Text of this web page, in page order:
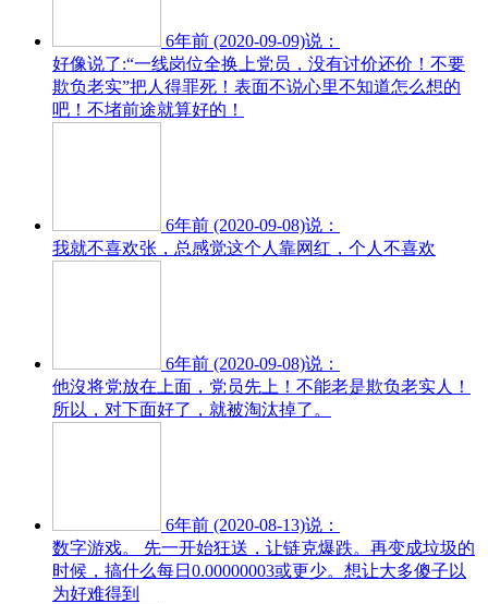
6年前 (2020-09-09)说：
好像说了:“一线岗位全换上党员，没有讨价还价！不要
欺负老实”把人得罪死！表面不说心里不知道怎么想的
吧！不堵前途就算好的！
6年前 (2020-09-08)说：
我就不喜欢张，总感觉这个人靠网红，个人不喜欢
6年前 (2020-09-08)说：
他沒将党放在上面，党员先上！不能老是欺负老实人！
所以，对下面好了，就被淘汰掉了。
6年前 (2020-08-13)说：
数字游戏。 先一开始狂送，让链克爆跌。再变成垃圾的
时候，搞什么每日0.00000003或更少。想让大多傻子以
为好难得到